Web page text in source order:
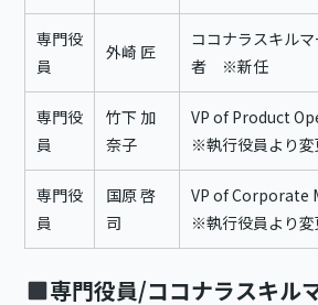
専門役
員
外崎 匠
ココナラスキル
者 ※新任
専門役
員
竹下 加
奈子
VP of Product
※執行役員より変
専門役
員
国原 啓
司
VP of Corporate
※執行役員より変
専門役員/ココナラスキル